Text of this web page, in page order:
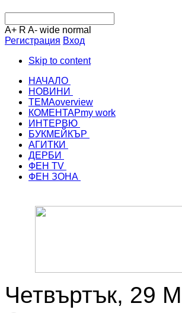
A+ R A- wide normal
Регистрация Вход
Skip to content
НАЧАЛО
НОВИНИ
ТЕМАoverview
КОМЕНТАРmy work
ИНТЕРВЮ
БУКМЕЙКЪР
АГИТКИ
ДЕРБИ
ФЕН TV
ФЕН ЗОНА
Четвъртък, 29